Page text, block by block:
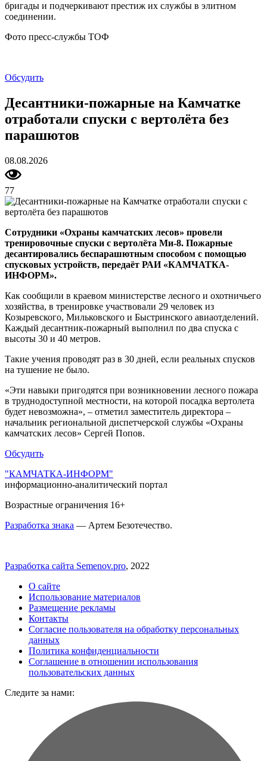
бригады и подчеркивают престиж их службы в элитном
соединении.
Фото пресс-службы ТОФ
Обсудить
Десантники-пожарные на Камчатке
отработали спуски с вертолёта без
парашютов
08.08.2026
77
Сотрудники «Охраны камчатских лесов» провели
тренировочные спуски с вертолёта Ми-8. Пожарные
десантировались беспарашютным способом с помощью
спусковых устройств, передаёт РАИ «КАМЧАТКА-
ИНФОРМ».
Как сообщили в краевом министерстве лесного и охотничьего
хозяйства, в тренировке участвовали 29 человек из
Козыревского, Мильковского и Быстринского авиаотделений.
Каждый десантник-пожарный выполнил по два спуска с
высоты 30 и 40 метров.
Такие учения проводят раз в 30 дней, если реальных спусков
на тушение не было.
«Эти навыки пригодятся при возникновении лесного пожара
в труднодоступной местности, на которой посадка вертолета
будет невозможна», – отметил заместитель директора –
начальник региональной диспетчерской службы «Охраны
камчатских лесов» Сергей Попов.
Обсудить
"КАМЧАТКА-ИНФОРМ"
информационно-аналитический портал
Возрастные ограничения 16+
Разработка знака — Артем Безотечество.
Разработка сайта Semenov.pro, 2022
О сайте
Использование материалов
Размещение рекламы
Контакты
Согласие пользователя на обработку персональных
данных
Политика конфиденциальности
Соглашение в отношении использования
пользовательских данных
Следите за нами: